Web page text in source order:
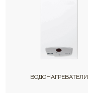
ВОДОНАГРЕВАТЕЛИ